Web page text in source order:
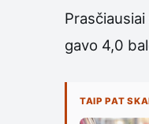
gavo 4,0
TAIP PAT